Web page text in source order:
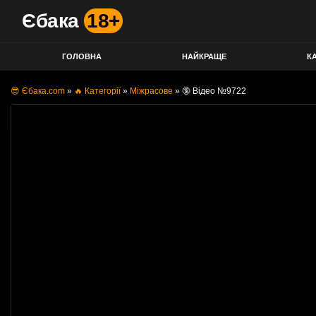
Єбака 18+
ГОЛОВНА НАЙКРАЩЕ
😎 Єбака.com » 🔥 Категорії» Міжрасове » 🔞 Відео №9722